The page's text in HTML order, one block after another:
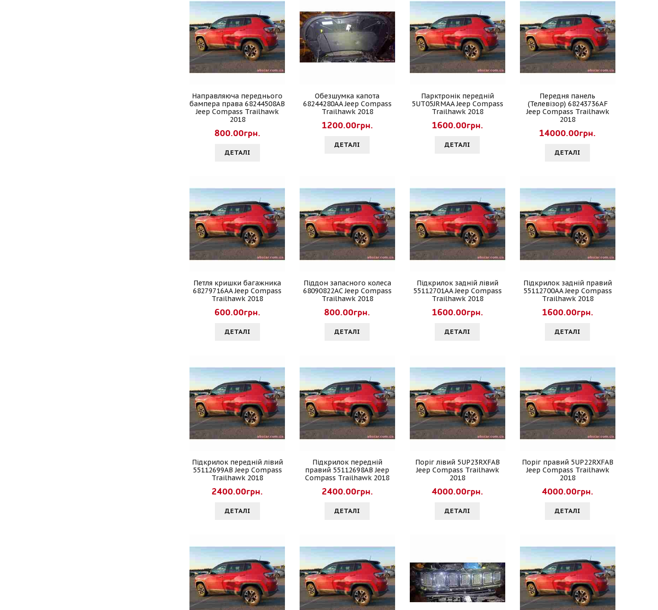
Направляюча переднього
бампера права 68244508AB
Jeep Compass Trailhawk
2018
800.00грн.
ДЕТАЛI
Обезшумка капота
68244280AA Jeep Compass
Trailhawk 2018
1200.00грн.
ДЕТАЛI
Парктронік передній
5UT05JRMAA Jeep Compass
Trailhawk 2018
1600.00грн.
ДЕТАЛI
Передня панель
(Телевізор) 68243736AF
Jeep Compass Trailhawk
2018
14000.00грн.
ДЕТАЛI
Петля кришки багажника
68279716AA Jeep Compass
Trailhawk 2018
600.00грн.
ДЕТАЛI
Піддон запасного колеса
68090822AC Jeep Compass
Trailhawk 2018
800.00грн.
ДЕТАЛI
Підкрилок задній лівий
55112701AA Jeep Compass
Trailhawk 2018
1600.00грн.
ДЕТАЛI
Підкрилок задній правий
55112700AA Jeep Compass
Trailhawk 2018
1600.00грн.
ДЕТАЛI
Підкрилок передній лівий
55112699AB Jeep Compass
Trailhawk 2018
2400.00грн.
ДЕТАЛI
Підкрилок передній
правий 55112698AB Jeep
Compass Trailhawk 2018
2400.00грн.
ДЕТАЛI
Поріг лівий 5UP23RXFAB
Jeep Compass Trailhawk
2018
4000.00грн.
ДЕТАЛI
Поріг правий 5UP22RXFAB
Jeep Compass Trailhawk
2018
4000.00грн.
ДЕТАЛI